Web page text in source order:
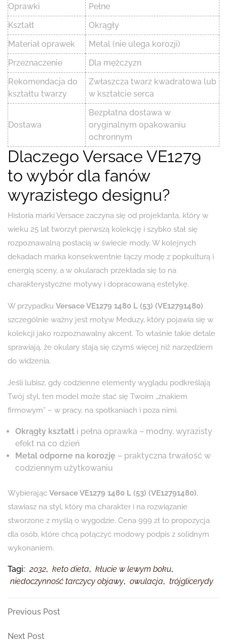
Oprawki
Pełne
Kształt
Okrągły
Materiał oprawek
Metal (nie ulega korozji)
Przeznaczenie
Dla mężczyzn
Rekomendacja do
kształtu twarzy
Zwłaszcza twarz kwadratowa lub
w kształcie serca
Dostawa
Bezpłatna dostawa w
oryginalnym opakowaniu
ochronnym
Dlaczego Versace VE1279
to wybór dla fanów
wyrazistego designu?
Historia marki Versace zaczyna się od projektanta, który w
wieku 25 lat tworzył pierwszą kolekcję i szybko stał się
rozpoznawalną postacią w świecie mody. W kolejnych
dekadach marka konsekwentnie łączy modę z popkulturą i
energią sceny, a w okularach przekłada się to na
charakterystyczne motywy i dopracowaną estetykę.
W przypadku Versace VE1279 1480 L (53) (VE12791480)
szczególnie ważny jest motyw Meduzy, który pojawia się w
kolekcji jako rozpoznawalny akcent. To właśnie takie detale
sprawiają, że okulary stają się czymś więcej niż narzędziem
do widzenia.
Jeśli lubisz, gdy codzienne elementy wyglądu podkreślają
Twój styl, ten model może stać się Twoim „znakiem
firmowym” – w pracy, na spotkaniach i poza nimi.
Okrągły kształt i pełna oprawka – modny, wyrazisty
efekt na co dzień
Metal odporne na korozję – praktyczna trwałość w
codziennym użytkowaniu
Wybierając Versace VE1279 1480 L (53) (VE12791480),
stawiasz na styl, który ma charakter i na rozwiązanie
stworzone z myślą o wygodzie. Cena 999 zł to propozycja
dla osób, które chcą połączyć modowy podpis z solidnym
wykonaniem.
Tagi: 2032, keto dieta, kłucie w lewym boku,
niedoczynność tarczycy objawy, owulacja, trójglicerydy
Nawigacja
wpisu
Previous
Previous Post
Next
Next Post